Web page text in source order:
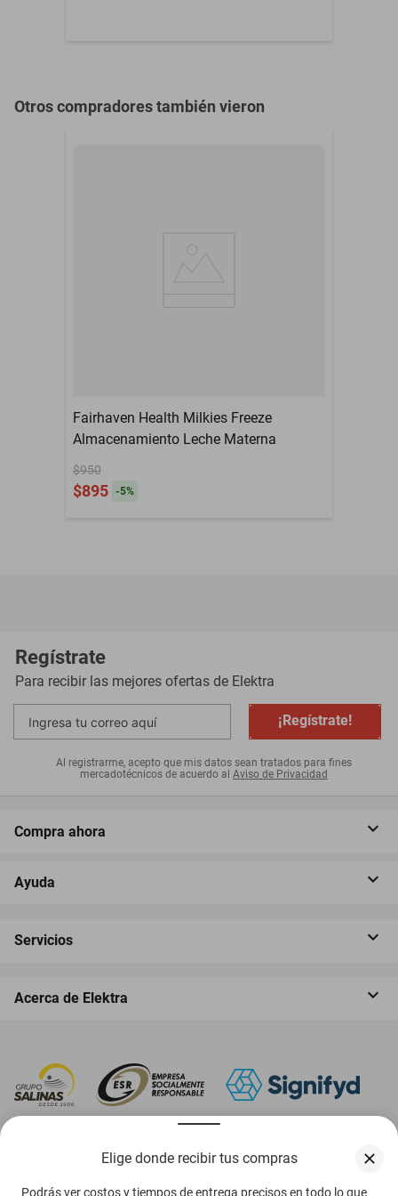
Elige donde recibir tus compras
Podrás ver costos y tiempos de entrega precisos en todo lo que
Otros compradores también vieron
Fairhaven Health Milkies Freeze
Almacenamiento Leche Materna
$950
$895 -5%
Regístrate
Para recibir las mejores ofertas de Elektra
¡Regístrate!
Al registrarme, acepto que mis datos sean tratados para fines
mercadotécnicos de acuerdo al Aviso de Privacidad
Compra ahora
Ayuda
Servicios
Acerca de Elektra